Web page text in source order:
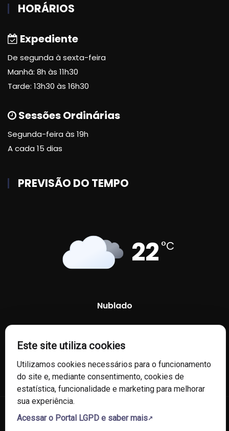
HORÁRIOS
Expediente
De segunda à sexta-feira
Manhã: 8h às 11h30
Tarde: 13h30 às 16h30
Sessões Ordinárias
Segunda-feira às 19h
A cada 15 dias
PREVISÃO DO TEMPO
22 °C
Nublado
© 2026 Câmara de Vereadores de Fontoura Xavier/RS. Todos os
Este site utiliza cookies
Utilizamos cookies necessários para o funcionamento
do site e, mediante consentimento, cookies de
estatística, funcionalidade e marketing para melhorar
sua experiência.
Acessar o Portal LGPD e saber mais